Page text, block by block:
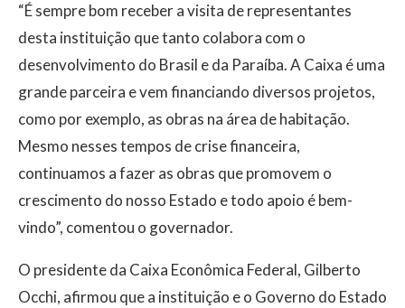
“É sempre bom receber a visita de representantes
desta instituição que tanto colabora com o
desenvolvimento do Brasil e da Paraíba. A Caixa é uma
grande parceira e vem financiando diversos projetos,
como por exemplo, as obras na área de habitação.
Mesmo nesses tempos de crise financeira,
continuamos a fazer as obras que promovem o
crescimento do nosso Estado e todo apoio é bem-
vindo”, comentou o governador.
O presidente da Caixa Econômica Federal, Gilberto
Occhi, afirmou que a instituição e o Governo do Estado